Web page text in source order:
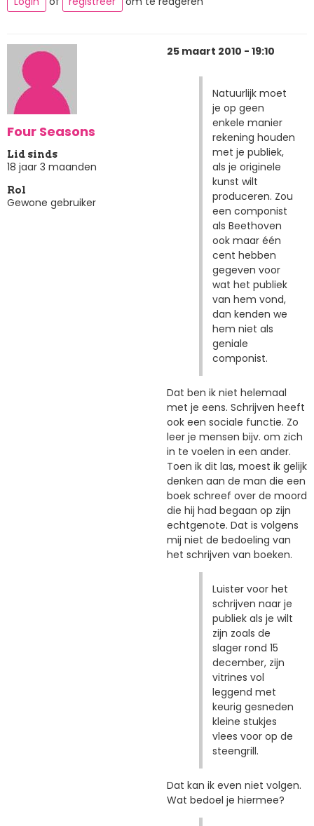
Four Seasons
Lid sinds
18 jaar 3 maanden
Rol
Gewone gebruiker
25 maart 2010 - 19:10
Natuurlijk moet
je op geen
enkele manier
rekening houden
met je publiek,
als je originele
kunst wilt
produceren. Zou
een componist
als Beethoven
ook maar één
cent hebben
gegeven voor
wat het publiek
van hem vond,
dan kenden we
hem niet als
geniale
componist.
Dat ben ik niet helemaal
met je eens. Schrijven heeft
ook een sociale functie. Zo
leer je mensen bijv. om zich
in te voelen in een ander.
Toen ik dit las, moest ik gelijk
denken aan de man die een
boek schreef over de moord
die hij had begaan op zijn
echtgenote. Dat is volgens
mij niet de bedoeling van
het schrijven van boeken.
Luister voor het
schrijven naar je
publiek als je wilt
zijn zoals de
slager rond 15
december, zijn
vitrines vol
leggend met
keurig gesneden
kleine stukjes
vlees voor op de
steengrill.
Dat kan ik even niet volgen.
Wat bedoel je hiermee?